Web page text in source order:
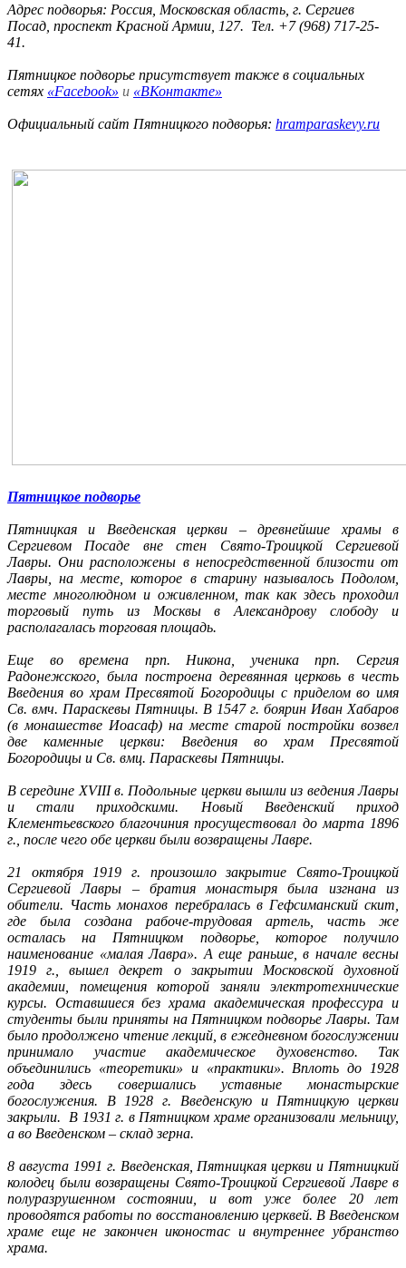
Адрес подворья: Россия, Московская область, г. Сергиев
Посад, проспект Красной Армии, 127. Тел. +7 (968) 717-25-
41.
Пятницкое подворье присутствует также в социальных
сетях «Facebook» и «ВКонтакте»
Официальный сайт Пятницкого подворья: hramparaskevy.ru
Пятницкое подворье
Пятницкая и Введенская церкви – древнейшие храмы в
Сергиевом Посаде вне стен Свято-Троицкой Сергиевой
Лавры. Они расположены в непосредственной близости от
Лавры, на месте, которое в старину называлось Подолом,
месте многолюдном и оживленном, так как здесь проходил
торговый путь из Москвы в Александрову слободу и
располагалась торговая площадь.
Еще во времена прп. Никона, ученика прп. Сергия
Радонежского, была построена деревянная церковь в честь
Введения во храм Пресвятой Богородицы с приделом во имя
Св. вмч. Параскевы Пятницы. В 1547 г. боярин Иван Хабаров
(в монашестве Иоасаф) на месте старой постройки возвел
две каменные церкви: Введения во храм Пресвятой
Богородицы и Св. вмц. Параскевы Пятницы.
В середине XVIII в. Подольные церкви вышли из ведения Лавры
и стали приходскими. Новый Введенский приход
Клементьевского благочиния просуществовал до марта 1896
г., после чего обе церкви были возвращены Лавре.
21 октября 1919 г. произошло закрытие Свято-Троицкой
Сергиевой Лавры – братия монастыря была изгнана из
обители. Часть монахов перебралась в Гефсиманский скит,
где была создана рабоче-трудовая артель, часть же
осталась на Пятницком подворье, которое получило
наименование «малая Лавра». А еще раньше, в начале весны
1919 г., вышел декрет о закрытии Московской духовной
академии, помещения которой заняли электротехнические
курсы. Оставшиеся без храма академическая профессура и
студенты были приняты на Пятницком подворье Лавры. Там
было продолжено чтение лекций, в ежедневном богослужении
принимало участие академическое духовенство. Так
объединились «теоретики» и «практики». Вплоть до 1928
года здесь совершались уставные монастырские
богослужения. В 1928 г. Введенскую и Пятницкую церкви
закрыли. В 1931 г. в Пятницком храме организовали мельницу,
а во Введенском – склад зерна.
8 августа 1991 г. Введенская, Пятницкая церкви и Пятницкий
колодец были возвращены Свято-Троицкой Сергиевой Лавре в
полуразрушенном состоянии, и вот уже более 20 лет
проводятся работы по восстановлению церквей. В Введенском
храме еще не закончен иконостас и внутреннее убранство
храма.